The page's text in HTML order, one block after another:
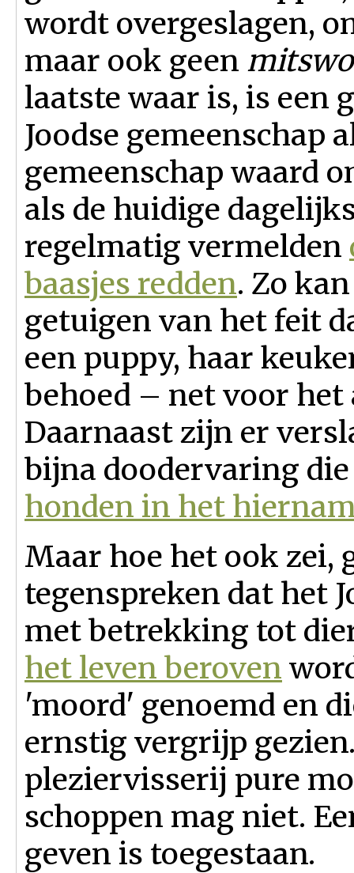
wordt overgeslagen,
maar ook geen
laatste waar is, is een
Joodse gemeenschap
gemeenschap waard
als de huidige
regelmatig vermelden
baasjes redden. Zo
getuigen van het feit
een puppy, haar
behoed – net voor het
Daarnaast zijn er
bijna doodervaring
honden in het
Maar hoe het ook zei,
tegenspreken dat het
met betrekking tot
het leven beroven
'moord' genoemd en
ernstig vergrijp
pleziervisserij pure
schoppen mag niet.
geven is toegestaan.